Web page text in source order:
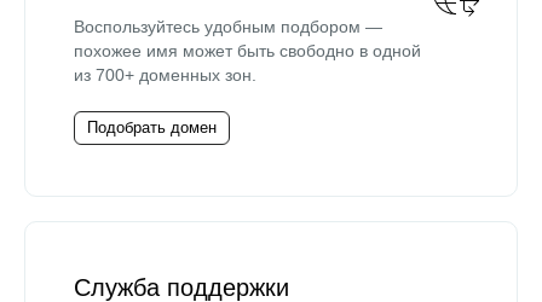
Воспользуйтесь удобным подбором —
похожее имя может быть свободно в одной
из 700+ доменных зон.
Подобрать домен
Служба поддержки